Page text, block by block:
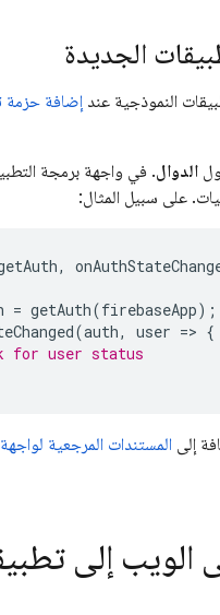
إضافة حزمة
الدوال. في واجهة برمجة
على سبيل المثال:
,
= getAuth(firebaseApp);
(auth, user => {
for user status
إلى المستندات المرجعية